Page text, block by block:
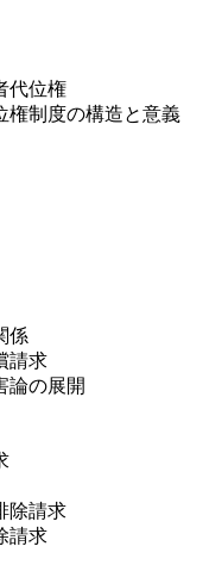
位権
制度の構造と意義
係
請求
の展開
請求
請求